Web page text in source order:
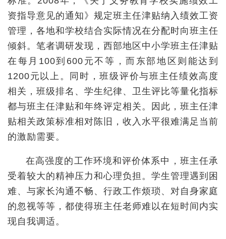
资指导意见的通知》规定班主任津贴纳入绩效工资
管理，各地和学校结合实际情况在分配时向班主任
倾斜。笔者调研发现，西部地区中小学班主任津贴
在每月100到600元不等，而东部地区则能达到
1200元以上。同时，班级评价与班主任绩效高度
相关，班级排名、学生纪律、卫生评比等量化指标
都与班主任津贴和年终评定相关。因此，班主任津
贴相关政策标准相对陈旧，收入水平很难满足当前
的激励需要。
在高强度的工作环境和评价体系中，班主任承
受着较大的精神压力和心理负担。学生管理遇到困
难、与家长沟通不畅、行政工作烦琐、对自身家庭
的忽视等等，都使得班主任老师难以在短时间内实
现自我调适。